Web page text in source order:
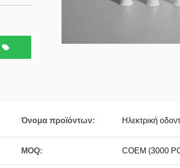
Όνομα προϊόντων: Ηλεκτρική
MOQ: COEM (3000